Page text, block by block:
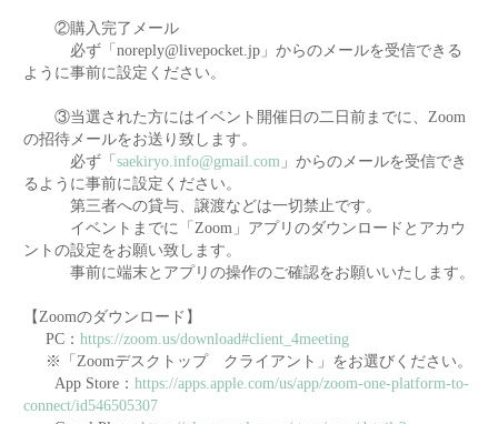
②購入完了メール
必ず「noreply@livepocket.jp」からのメールを受信できる
ように事前に設定ください。
③当選された方にはイベント開催日の二日前までに、Zoom
の招待メールをお送り致します。
必ず「 saekiryo.info@gmail.com 」からのメールを受信でき
るように事前に設定ください。
第三者への貸与、譲渡などは一切禁止です。
イベントまでに「Zoom」アプリのダウンロードとアカウ
ントの設定をお願い致します。
事前に端末とアプリの操作のご確認をお願いいたします。
【Zoomのダウンロード】
PC： https://zoom.us/download#client_4meeting
※「Zoomデスクトップ クライアント」をお選びください。
App Store： https://apps.apple.com/us/app/zoom-one-platform-to-
connect/id546505307